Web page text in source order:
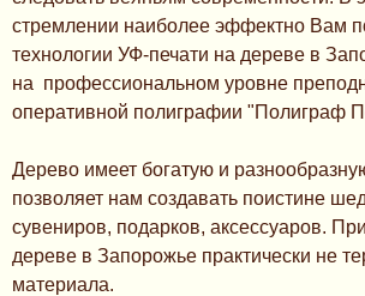
стремлении наиболее эффектно Вам
технологии УФ-печати на дереве в
на профессиональном уровне
оперативной полиграфии "Полиграф
Дерево имеет богатую и
позволяет нам создавать поистине
сувениров, подарков, аксессуаров.
дереве в Запорожье практически не
материала.